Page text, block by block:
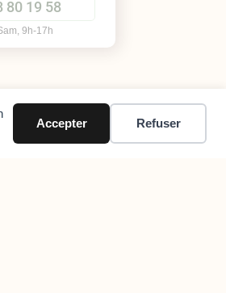
Accepter Refuser
80 19 58
9h-17h